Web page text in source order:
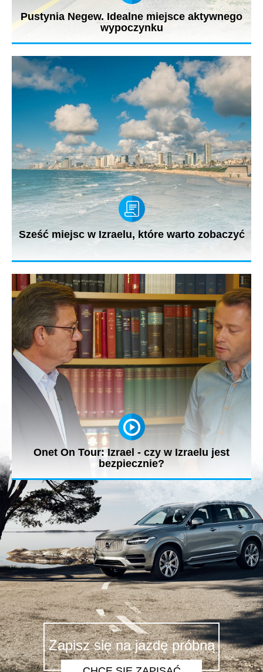
Pustynia Negew. Idealne miejsce aktywnego
wypoczynku
Izrael to nie tylko Jerozolima i Tel Awiw, to także położona na
Sześć miejsc w Izraelu, które warto zobaczyć
Izrael bezsprzecznie jest miejscem pięknym i fascynującym.
Podpowiadamy,...
Onet On Tour: Izrael - czy w Izraelu jest
bezpiecznie?
„Izrael to bardzo bezpieczny kraj. Jeśli pojawiają się problemy
Zapisz się na jazdę próbną